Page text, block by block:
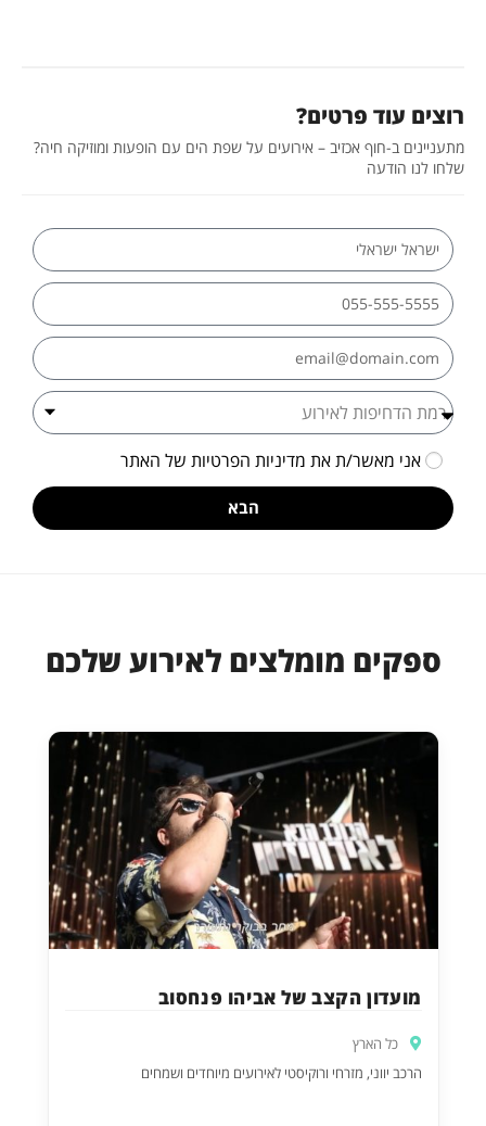
עוד פרטים?
ב-חוף אכזיב – אירועים על שפת הים עם הופעות ומוזיקה חיה?
לנו הודעה
אני מאשר/ת אתמדיניות הפרטיותשל האתר
הבא
ספקים מומלצים לאירוע שלכם
מועדון הקצב של אביהו פנחסוב
כל הארץ
הרכב יווני, מזרחי ורוקיסטי לאירועים מיוחדים ושמחים